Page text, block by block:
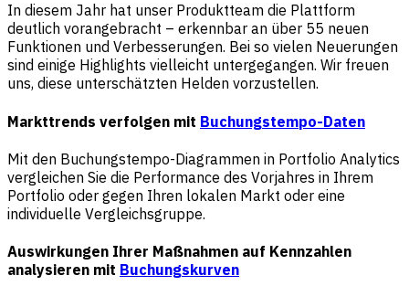
In diesem Jahr hat unser Produktteam die Plattform
deutlich vorangebracht – erkennbar an über 55 neuen
Funktionen und Verbesserungen. Bei so vielen Neuerungen
sind einige Highlights vielleicht untergegangen. Wir freuen
uns, diese unterschätzten Helden vorzustellen.
Markttrends verfolgen mit Buchungstempo-Daten
Mit den Buchungstempo-Diagrammen in Portfolio Analytics
vergleichen Sie die Performance des Vorjahres in Ihrem
Portfolio oder gegen Ihren lokalen Markt oder eine
individuelle Vergleichsgruppe.
Auswirkungen Ihrer Maßnahmen auf Kennzahlen
analysieren mit Buchungskurven